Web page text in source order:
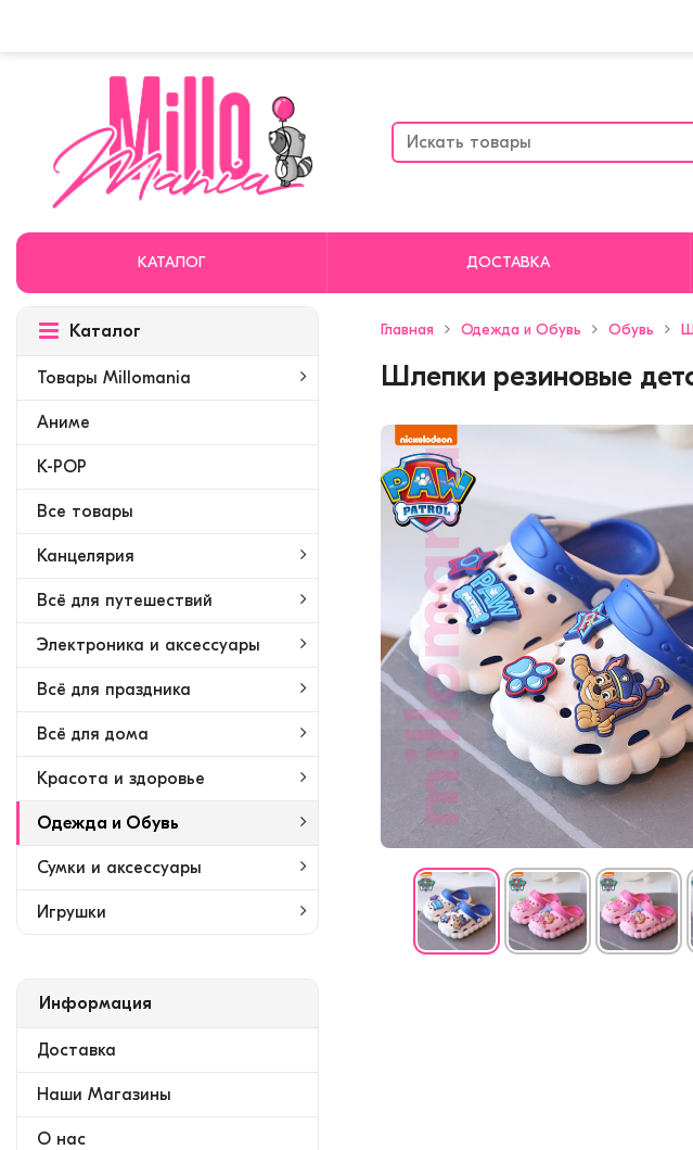
КАТАЛОГ ДОСТАВКА
Главная Одежда и Обувь Обувь
Шлепки резиновые
Каталог
Товары Millomania
Аниме
K-POP
Bсе товары
Канцелярия
Всё для путешествий
Электроника и аксессуары
Всё для праздника
Всё для дома
Красота и здоровье
Одежда и Обувь
Сумки и аксессуары
Игрушки
Информация
Доставка
Наши Магазины
О нас